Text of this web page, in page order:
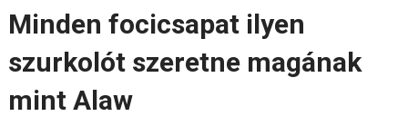
Minden focicsapat ilyen
szurkolót szeretne magának
mint Alaw